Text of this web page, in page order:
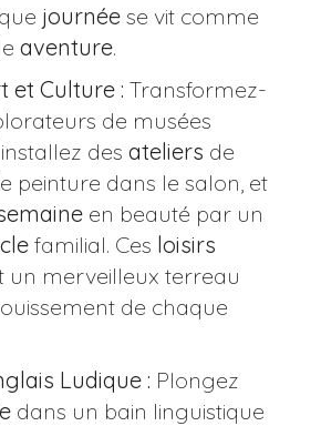
journéese vit comme
aventure.
et Culture : Transformez-
de musées
des ateliers de
peinture dans le salon, et
en beauté par un
familial. Ces loisirs
un merveilleux terreau
de chaque
Ludique : Plongez
dans un bain linguistique